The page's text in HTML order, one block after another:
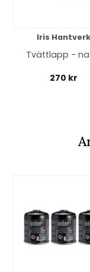
Iris Hantverk
Tvättlapp -
270 kr